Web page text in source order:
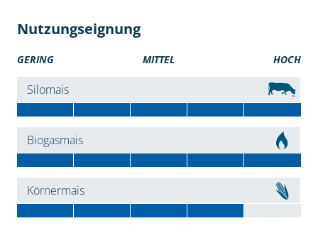
Nutzungseignung
GERING MITTEL HOCH
Silomais
Biogasmais
Körnermais